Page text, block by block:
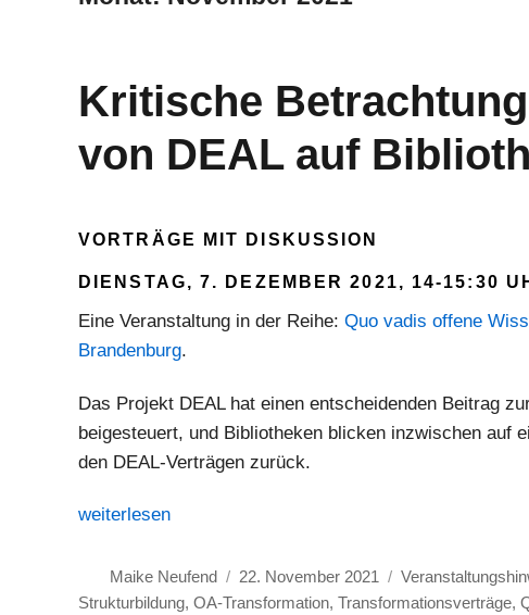
Kritische
von DEAL auf
VORTRÄGE MIT DISKUSSION
DIENSTAG, 7. DEZEMBER 2021, 14-15:30
Eine Veranstaltung in der Reihe: Quo vadis offene
Brandenburg.
Das Projekt DEAL hat einen entscheidenden Beitrag
beigesteuert, und Bibliotheken blicken inzwischen auf
den DEAL-Verträgen zurück.
„Kritische Betrachtung der Auswirkungen von DEAL auf
weiterlesen
Autor
Maike Neufend
Veröffentlicht
am
22. November 2021 Kategorien
Strukturbildung, OA-Transformation, Transformationsverträge,